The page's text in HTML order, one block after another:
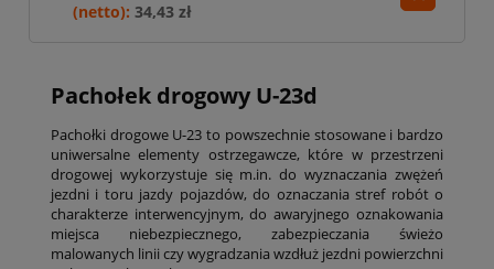
34,43 zł
Pachołek drogowy U-23d
Pachołki drogowe U-23 to powszechnie stosowane i bardzo
uniwersalne elementy ostrzegawcze, które w przestrzeni
drogowej wykorzystuje się m.in. do wyznaczania zwężeń
jezdni i toru jazdy pojazdów, do oznaczania stref robót o
charakterze interwencyjnym, do awaryjnego oznakowania
miejsca niebezpiecznego, zabezpieczania świeżo
malowanych linii czy wygradzania wzdłuż jezdni powierzchni